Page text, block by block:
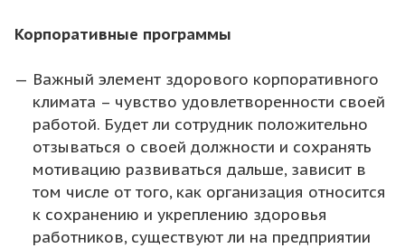
Корпоративные программы
Важный элемент здорового корпоративного
климата – чувство удовлетворенности своей
работой. Будет ли сотрудник положительно
отзываться о своей должности и сохранять
мотивацию развиваться дальше, зависит в
том числе от того, как организация относится
к сохранению и укреплению здоровья
работников, существуют ли на предприятии